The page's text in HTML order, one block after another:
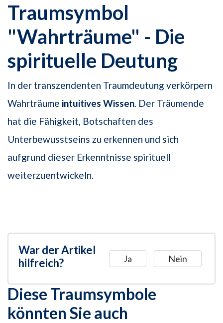
Traumsymbol
"Wahrträume" - Die
spirituelle Deutung
In der transzendenten Traumdeutung verkörpern
Wahrträume intuitives Wissen. Der Träumende
hat die Fähigkeit, Botschaften des
Unterbewusstseins zu erkennen und sich
aufgrund dieser Erkenntnisse spirituell
weiterzuentwickeln.
War der Artikel
hilfreich?
Ja Nein
Diese Traumsymbole
könnten Sie auch